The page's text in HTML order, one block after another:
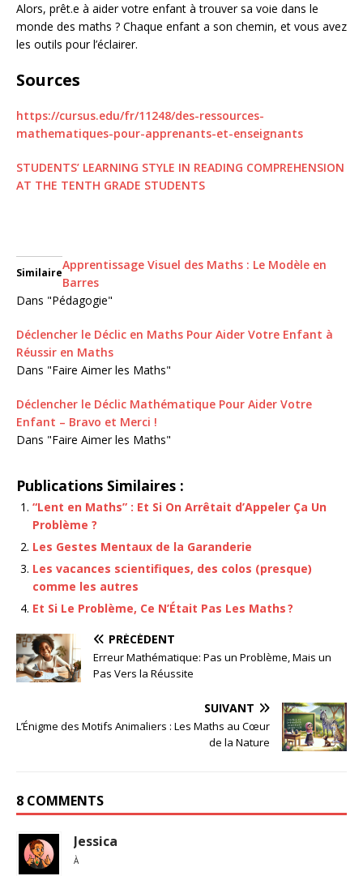
Alors, prêt.e à aider votre enfant à trouver sa voie dans le
monde des maths ? Chaque enfant a son chemin, et vous avez
les outils pour l’éclairer.
Sources
https://cursus.edu/fr/11248/des-ressources-
mathematiques-pour-apprenants-et-enseignants
STUDENTS’ LEARNING STYLE IN READING COMPREHENSION
AT THE TENTH GRADE STUDENTS
Similaire
Apprentissage Visuel des Maths : Le Modèle en
Barres
Dans "Pédagogie"
Déclencher le Déclic en Maths Pour Aider Votre Enfant à
Réussir en Maths
Dans "Faire Aimer les Maths"
Déclencher le Déclic Mathématique Pour Aider Votre
Enfant – Bravo et Merci !
Dans "Faire Aimer les Maths"
Publications Similaires :
“Lent en Maths” : Et Si On Arrêtait d’Appeler Ça Un
Problème ?
Les Gestes Mentaux de la Garanderie
Les vacances scientifiques, des colos (presque)
comme les autres
Et Si Le Problème, Ce N’Était Pas Les Maths ?
PRÉCÉDENT
Erreur Mathématique: Pas un Problème, Mais un
Pas Vers la Réussite
SUIVANT
L’Énigme des Motifs Animaliers : Les Maths au Cœur
de la Nature
8 COMMENTS
Jessica
À